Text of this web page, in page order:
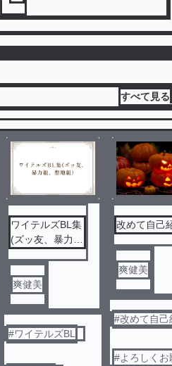
すべて見る
ワイテルズBL集
(ズッ友、暴力
爽健美
#ワイテルズBL
改めて自己
爽健美
#改めて自己
#よろしくお